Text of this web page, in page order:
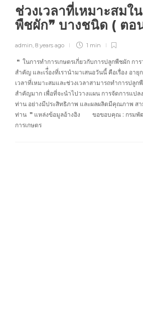
ช่วงเวลาที่เหมาะสมใ
พืชผัก❞ บางชนิด ( ตอ
admin, 8 years ago 1 min
❝ ในการทำการเกษตรเกี่ยวกับการปลูกพืชผัก กา
สำคัญ และเร่ื่องที่เรานำมาเสนอวันนี้ คือเรื่อง อายุ
เวลาที่เหมาะสมและช่วงเวลาสามารถทำการปลู
สำคัญมาก เพื่อที่จะนำไปวางแผน การจัดการแป
ท่าน อย่างมีประสิทธิภาพ และผลผลิตมีคุณภาพ สา
ท่าน ❞ แหล่งข้อมูลอ้างอิง ขอขอบคุณ : กรมพัฒ
การเกษตร